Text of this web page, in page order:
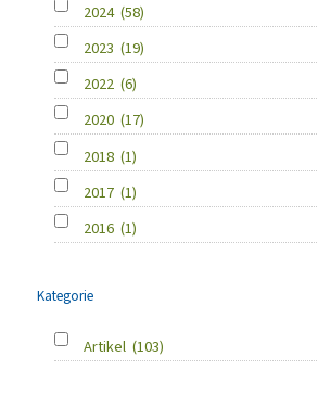
2024 (58)
2023 (19)
2022 (6)
2020 (17)
2018 (1)
2017 (1)
2016 (1)
Kategorie
Artikel (103)